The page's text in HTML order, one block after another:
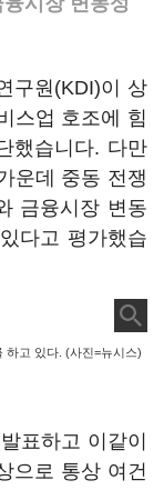
구원(KDI)이 상
스업 호조에 힘
했습니다. 다만
운데 중동 전쟁
금융시장 변동
다고 평가했습
하고 있다. (사진=뉴시스)
표하고 이같이
으로 통상 여건